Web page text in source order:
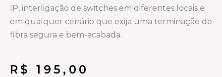
IP, interligação de switches em diferentes locais e
em qualquer cenário que exija uma terminação de
fibra segura e bem-acabada.
R$ 195,00